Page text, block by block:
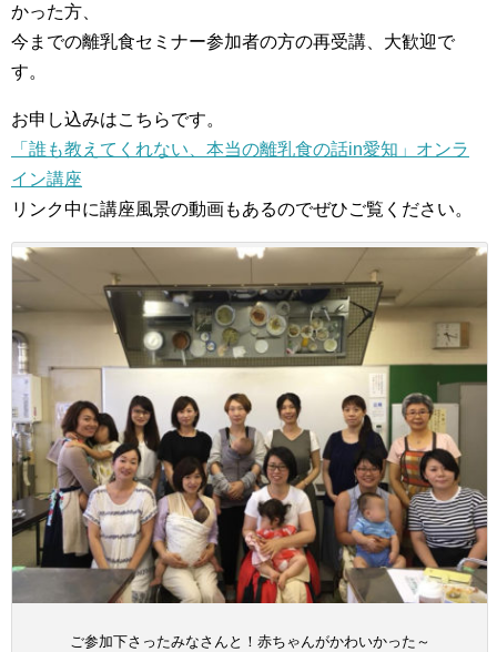
かった方、
今までの離乳食セミナー参加者の方の再受講、大歓迎で
す。
お申し込みはこちらです。
「誰も教えてくれない、本当の離乳食の話in愛知」オンラ
イン講座
リンク中に講座風景の動画もあるのでぜひご覧ください。
ご参加下さったみなさんと！赤ちゃんがかわいかった～